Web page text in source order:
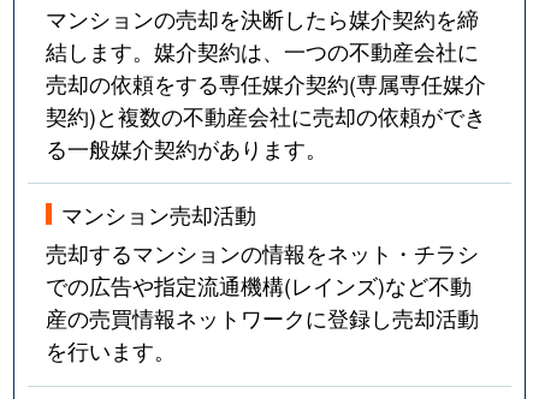
マンションの売却を決断したら媒介契約を締
結します。媒介契約は、一つの不動産会社に
売却の依頼をする専任媒介契約(専属専任媒介
契約)と複数の不動産会社に売却の依頼ができ
る一般媒介契約があります。
マンション売却活動
売却するマンションの情報をネット・チラシ
での広告や指定流通機構(レインズ)など不動
産の売買情報ネットワークに登録し売却活動
を行います。